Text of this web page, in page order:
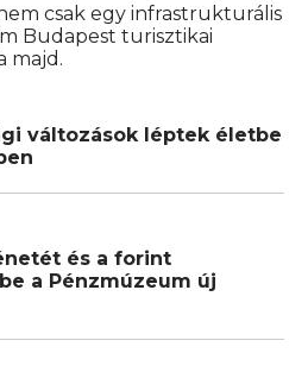
csak egy infrastrukturális
Budapest turisztikai
majd.
változások léptek életbe
és a forint
a Pénzmúzeum új